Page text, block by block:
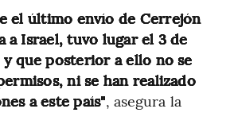
el último envío de Cerrejón
a Israel, tuvo lugar el 3 de
y que posterior a ello no se
ni se han realizado
a este país", asegura la